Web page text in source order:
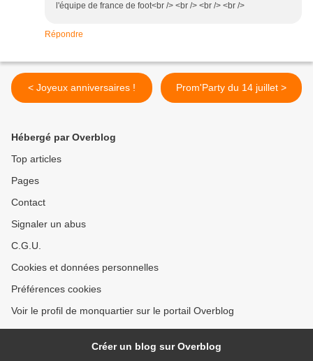
l'équipe de france de foot<br /> <br /> <br /> <br />
Répondre
< Joyeux anniversaires ! Prom'Party du 14 juillet >
Hébergé par Overblog
Top articles
Pages
Contact
Signaler un abus
C.G.U.
Cookies et données personnelles
Préférences cookies
Voir le profil de monquartier sur le portail Overblog
Créer un blog sur Overblog